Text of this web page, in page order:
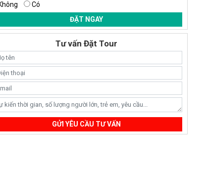
Có
ĐẶT NGAY
Tư vấn Đặt Tour
GỬI YÊU CẦU TƯ VẤN